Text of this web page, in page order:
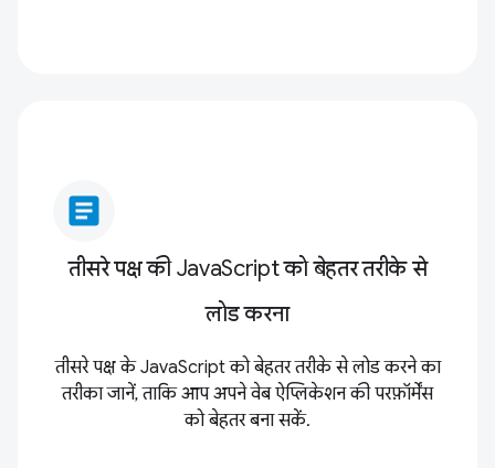
article
तीसरे पक्ष की JavaScript को बेहतर तरीके से
लोड करना
तीसरे पक्ष के JavaScript को बेहतर तरीके से लोड करने का
तरीका जानें, ताकि आप अपने वेब ऐप्लिकेशन की परफ़ॉर्मेंस
को बेहतर बना सकें.